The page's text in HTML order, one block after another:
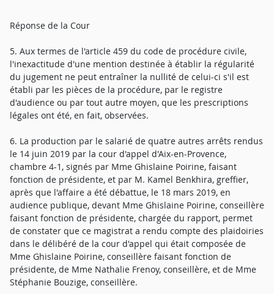
Réponse de la Cour
5. Aux termes de l'article 459 du code de procédure civile,
l'inexactitude d'une mention destinée à établir la régularité
du jugement ne peut entraîner la nullité de celui-ci s'il est
établi par les pièces de la procédure, par le registre
d'audience ou par tout autre moyen, que les prescriptions
légales ont été, en fait, observées.
6. La production par le salarié de quatre autres arrêts rendus
le 14 juin 2019 par la cour d'appel d'Aix-en-Provence,
chambre 4-1, signés par Mme Ghislaine Poirine, faisant
fonction de présidente, et par M. Kamel Benkhira, greffier,
après que l'affaire a été débattue, le 18 mars 2019, en
audience publique, devant Mme Ghislaine Poirine, conseillère
faisant fonction de présidente, chargée du rapport, permet
de constater que ce magistrat a rendu compte des plaidoiries
dans le délibéré de la cour d'appel qui était composée de
Mme Ghislaine Poirine, conseillère faisant fonction de
présidente, de Mme Nathalie Frenoy, conseillère, et de Mme
Stéphanie Bouzige, conseillère.